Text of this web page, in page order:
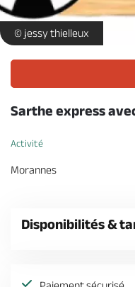
Agenda
Dormir, manger
Séjours, cadeaux
logo-sarthe-express-
© jessy thielleux
Sarthe express
Activité
Morannes
Disponibilités &